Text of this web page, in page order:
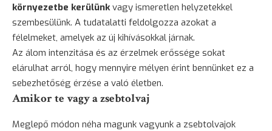
környezetbe kerülünkvagy ismeretlen helyzetekkel
szembesülünk. A tudatalatti feldolgozza azokat a
félelmeket, amelyek az új kihívásokkal járnak.
Az álom intenzitása és az érzelmek erőssége sokat
elárulhat arról, hogy mennyire mélyen érint bennünket ez a
sebezhetőség érzése a való életben.
Amikor te vagy a zsebtolvaj
Meglepő módon néha magunk vagyunk a zsebtolvajok